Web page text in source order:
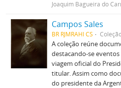
Joaquim Bagueira do
Campos Sales
BR RJMRAHI CS
A coleção reúne
destacando-se
viagem oficial do
titular. Assim como
do presidente da